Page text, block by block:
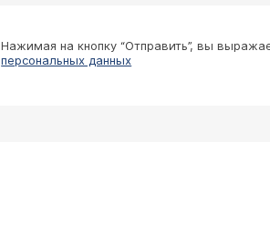
Нажимая на кнопку “Отправить”, вы
персональных данных